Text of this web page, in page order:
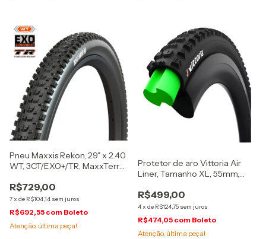
Pneu Maxxis Rekon, 29" x 2.40
WT, 3CT/EXO+/TR, MaxxTerra,
R$729,00
7x de R$104,14 sem juros
R$692,55 com Boleto
Atenção, última peça!
Protetor de aro Vittoria Air
Liner, Tamanho XL, 55mm,
R$499,00
4x de R$124,75 sem juros
R$474,05 com Boleto
Atenção, última peça!